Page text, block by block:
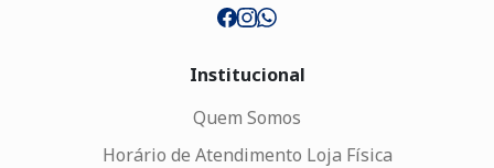
Institucional
Quem Somos
Horário de Atendimento Loja Física